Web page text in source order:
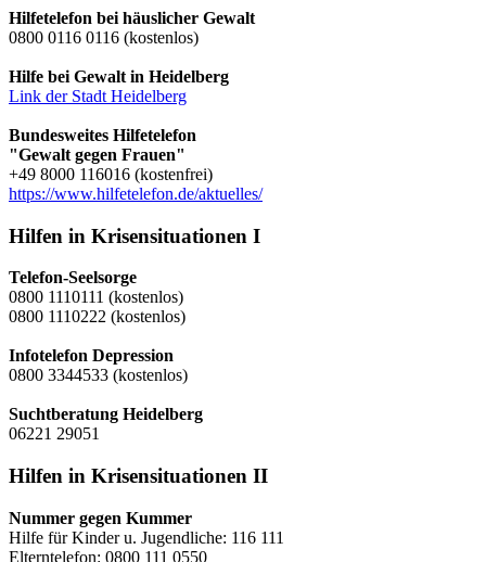
Hilfetelefon bei häuslicher Gewalt
0800 0116 0116 (kostenlos)
Hilfe bei Gewalt in Heidelberg
Link der Stadt Heidelberg
Bundesweites Hilfetelefon
"Gewalt gegen Frauen"
+49 8000 116016 (kostenfrei)
https://www.hilfetelefon.de/aktuelles/
Hilfen in Krisensituationen I
Telefon-Seelsorge
0800 1110111 (kostenlos)
0800 1110222 (kostenlos)
Infotelefon Depression
0800 3344533 (kostenlos)
Suchtberatung Heidelberg
06221 29051
Hilfen in Krisensituationen II
Nummer gegen Kummer
Hilfe für Kinder u. Jugendliche: 116 111
Elterntelefon: 0800 111 0550